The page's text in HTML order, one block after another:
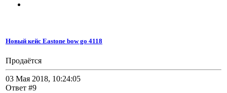
Новый кейс Eastone bow go 4118
Продаётся
03 Мая 2018, 10:24:05
Ответ #9